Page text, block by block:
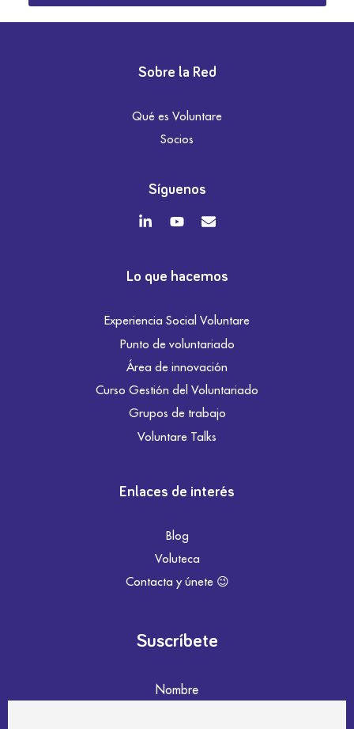
Sobre la Red
Qué es Voluntare
Socios
Síguenos
Lo que hacemos
Experiencia Social Voluntare
Punto de voluntariado
Área de innovación
Curso Gestión del Voluntariado
Grupos de trabajo
Voluntare Talks
Enlaces de interés
Blog
Voluteca
Contacta y únete 😉
Suscríbete
Nombre